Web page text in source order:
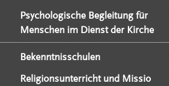
Psychologische Begleitung für
Menschen im Dienst der Kirche
Bekenntnisschulen
Religionsunterricht und Missio